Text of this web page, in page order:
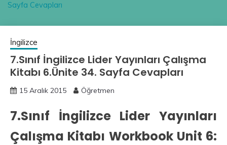
Sayfa Cevapları
İngilizce
7.Sınıf İngilizce Lider Yayınları Çalışma
Kitabı 6.Ünite 34. Sayfa Cevapları
15 Aralık 2015 Öğretmen
7.Sınıf İngilizce Lider Yayınları
Çalışma Kitabı Workbook Unit 6: